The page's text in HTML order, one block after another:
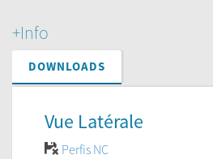
+Info
DOWNLOADS
Vue Latérale
Perfis NC